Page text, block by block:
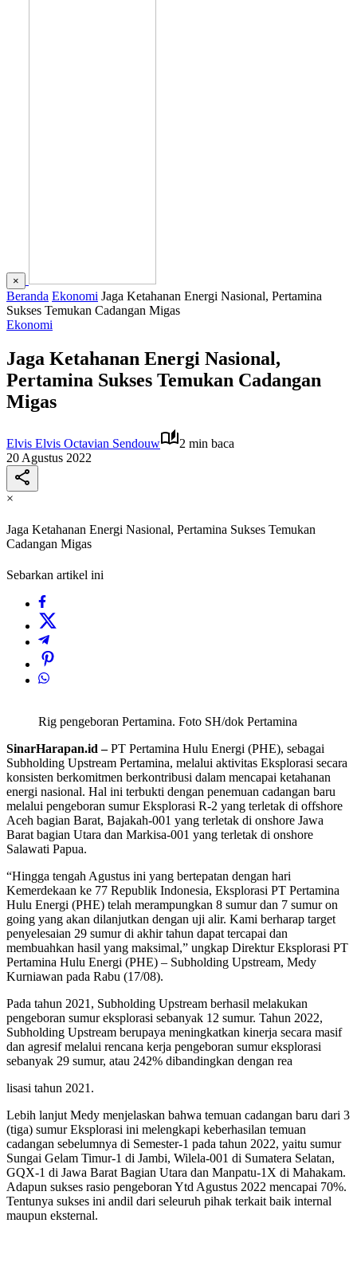
×
Beranda Ekonomi Jaga Ketahanan Energi Nasional, Pertamina
Sukses Temukan Cadangan Migas
Ekonomi
Jaga Ketahanan Energi Nasional,
Pertamina Sukses Temukan Cadangan
Migas
Elvis Elvis Octavian Sendouw
2 min baca
20 Agustus 2022
×
Jaga Ketahanan Energi Nasional, Pertamina Sukses Temukan
Cadangan Migas
Sebarkan artikel ini
Rig pengeboran Pertamina. Foto SH/dok Pertamina
SinarHarapan.id –PT Pertamina Hulu Energi (PHE), sebagai
Subholding Upstream Pertamina, melalui aktivitas Eksplorasi secara
konsisten berkomitmen berkontribusi dalam mencapai ketahanan
energi nasional. Hal ini terbukti dengan penemuan cadangan baru
melalui pengeboran sumur Eksplorasi R-2 yang terletak di offshore
Aceh bagian Barat, Bajakah-001 yang terletak di onshore Jawa
Barat bagian Utara dan Markisa-001 yang terletak di onshore
Salawati Papua.
“Hingga tengah Agustus ini yang bertepatan dengan hari
Kemerdekaan ke 77 Republik Indonesia, Eksplorasi PT Pertamina
Hulu Energi (PHE) telah merampungkan 8 sumur dan 7 sumur on
going yang akan dilanjutkan dengan uji alir. Kami berharap target
penyelesaian 29 sumur di akhir tahun dapat tercapai dan
membuahkan hasil yang maksimal,” ungkap Direktur Eksplorasi PT
Pertamina Hulu Energi (PHE) – Subholding Upstream, Medy
Kurniawan pada Rabu (17/08).
Pada tahun 2021, Subholding Upstream berhasil melakukan
pengeboran sumur eksplorasi sebanyak 12 sumur. Tahun 2022,
Subholding Upstream berupaya meningkatkan kinerja secara masif
dan agresif melalui rencana kerja pengeboran sumur eksplorasi
sebanyak 29 sumur, atau 242% dibandingkan dengan rea
lisasi tahun 2021.
Lebih lanjut Medy menjelaskan bahwa temuan cadangan baru dari 3
(tiga) sumur Eksplorasi ini melengkapi keberhasilan temuan
cadangan sebelumnya di Semester-1 pada tahun 2022, yaitu sumur
Sungai Gelam Timur-1 di Jambi, Wilela-001 di Sumatera Selatan,
GQX-1 di Jawa Barat Bagian Utara dan Manpatu-1X di Mahakam.
Adapun sukses rasio pengeboran Ytd Agustus 2022 mencapai 70%.
Tentunya sukses ini andil dari seleuruh pihak terkait baik internal
maupun eksternal.